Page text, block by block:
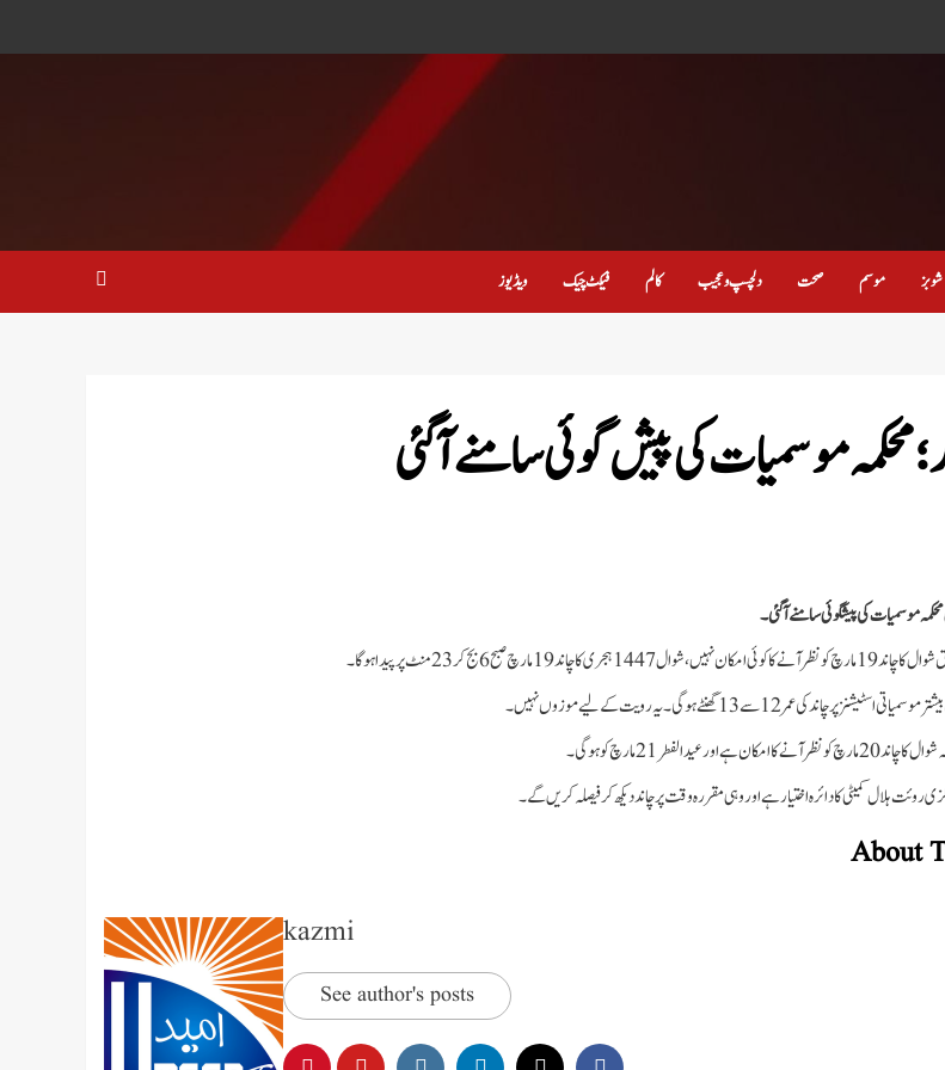
شوبز موسم صحت دلچسپ و عجیب کالم فیکٹ چیک ویڈیوز
؛ محکمہ موسمیات کی پیش گوئی سامنے آگئی
موسمیات کی پیشگوئی سامنے آگئی ۔
چاند 19 مارچ صبح 6 بج کر 23 منٹ پر پیدا ہوگا۔
کی عمر 12 سے 13 گھنٹے ہوگی۔یہ رویت کے لیے موزوں نہیں۔
اور عیدالفطر 21 مارچ کو ہوگی۔
روئت ہلال کمیٹی کا دائرہ اختیار ہے اور وہی مقررہ وقت پر چاند دیکھ کر فیصلہ کریں گے ۔
About
kazmi
See author's posts